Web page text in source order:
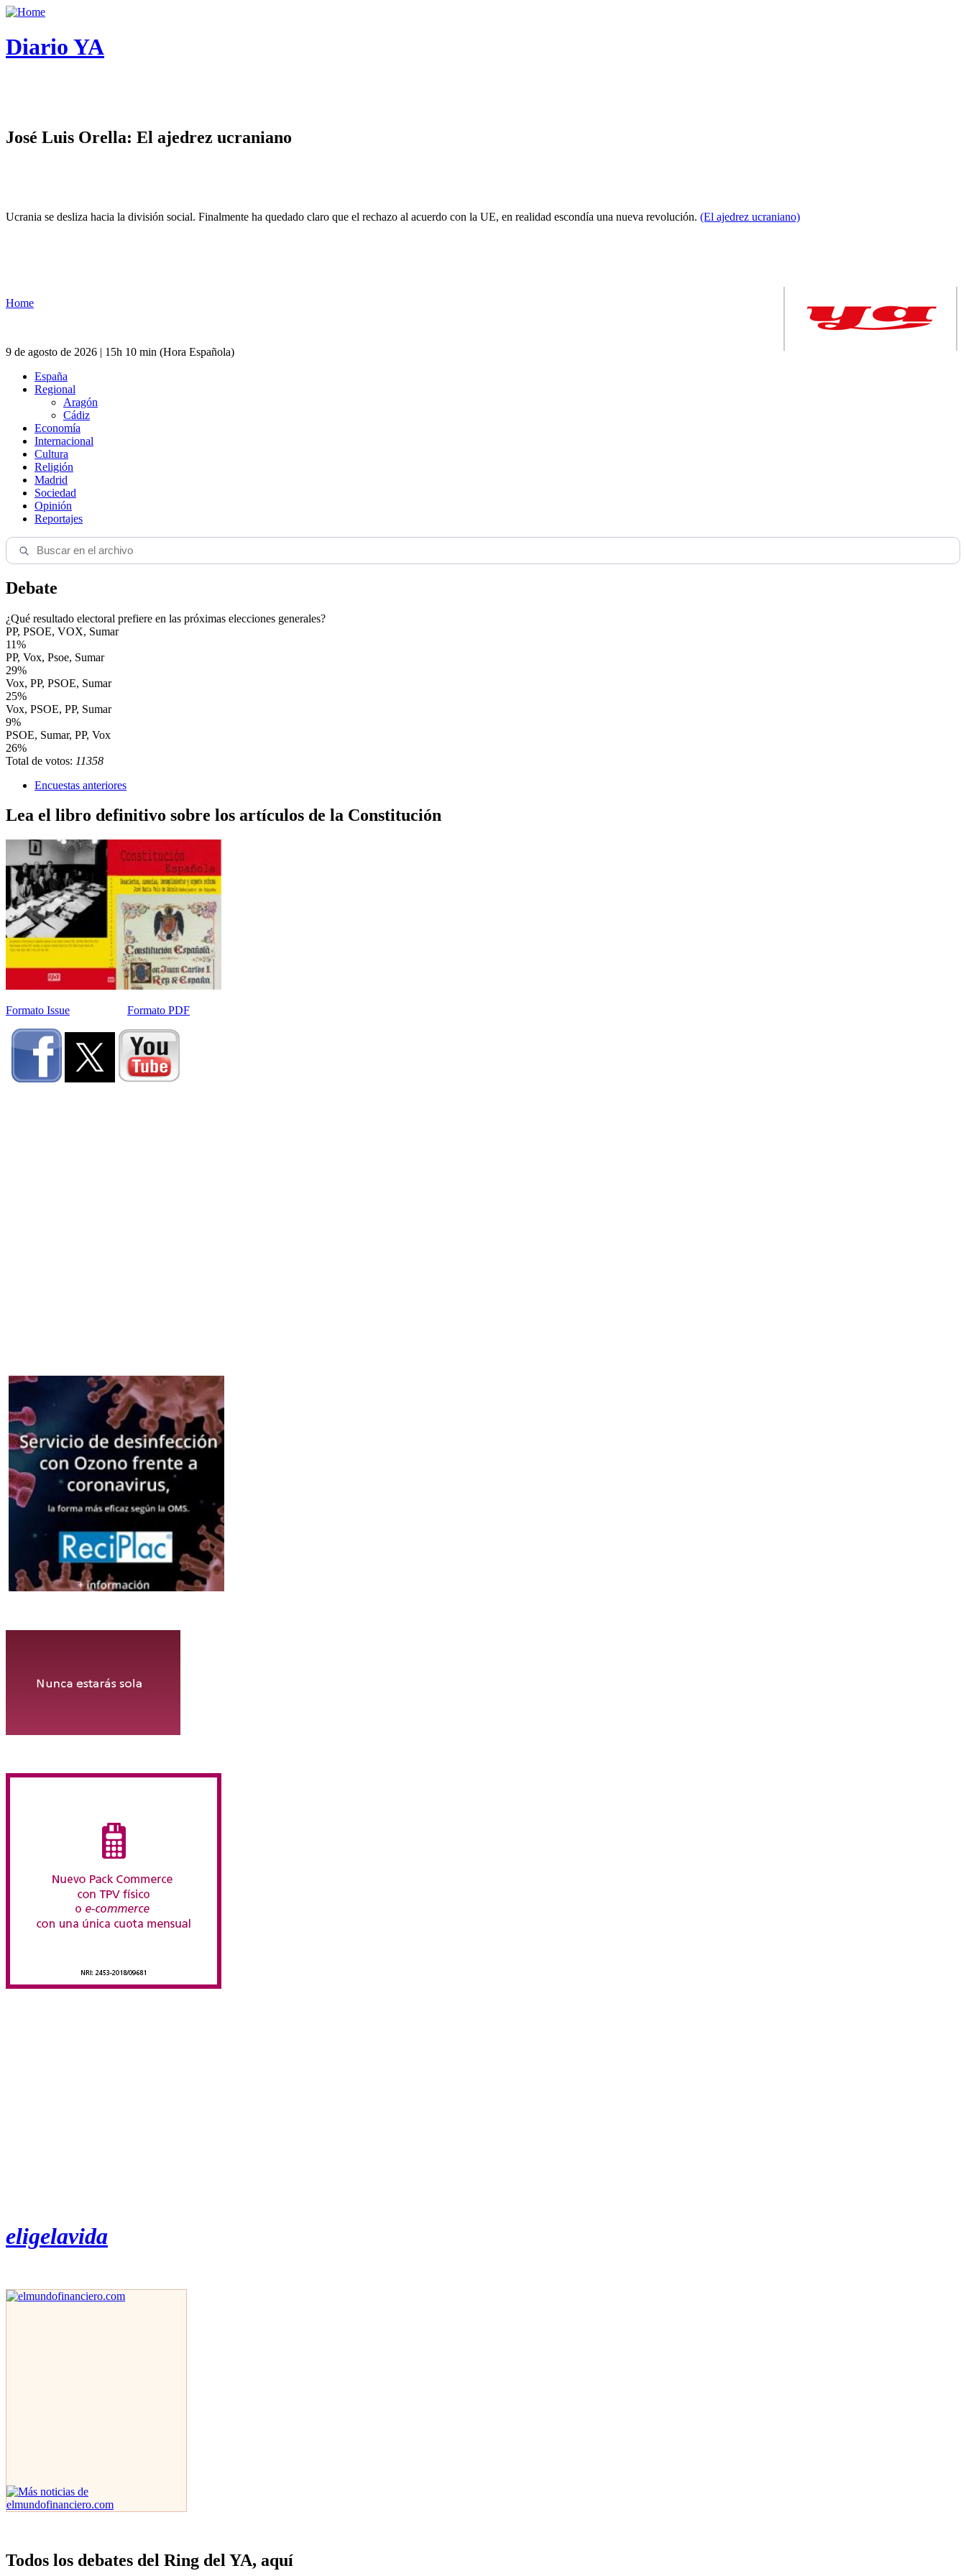
Diario YA
José Luis Orella: El ajedrez ucraniano
Ucrania se desliza hacia la división social. Finalmente ha quedado claro que el rechazo al acuerdo con la UE, en realidad escondía una nueva revolución. (El ajedrez ucraniano)
Home
9 de agosto de 2026 | 15h 10 min (Hora Española)
España
Regional
Aragón
Cádiz
Economía
Internacional
Cultura
Religión
Madrid
Sociedad
Opinión
Reportajes
Debate
¿Qué resultado electoral prefiere en las próximas elecciones generales?
PP, PSOE, VOX, Sumar
11%
PP, Vox, Psoe, Sumar
29%
Vox, PP, PSOE, Sumar
25%
Vox, PSOE, PP, Sumar
9%
PSOE, Sumar, PP, Vox
26%
Total de votos: 11358
Encuestas anteriores
Lea el libro definitivo sobre los artículos de la Constitución
Formato Issue Formato PDF
eligelavida
Todos los debates del Ring del YA, aquí